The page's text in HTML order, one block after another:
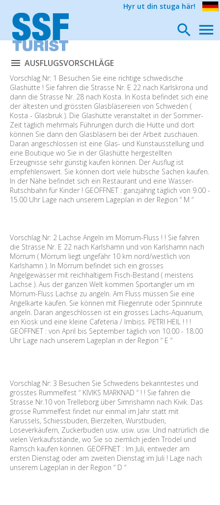
Hyr ut din stuga här!
AUSFLUGSVORSCHLÄGE
Vorschlag Nr: 1 Besuchen Sie eine richtige schwedische
Glashütte ! Sie fahren die Strasse Nr. E 22 nach Karlskrona und
dann die Strasse Nr. 28 nach Kosta. In Kosta befindet sich eine
der ältesten und grössten Glasbläsereien von Schweden (
Kosta - Glasbruk ). Die Glashütte veranstaltet in der Sommer-
Zeit täglich mehrmals Führungen durch die Hütte und dort
können Sie dann den Glasbläsern bei der Arbeit zuschauen.
Daran angeschlossen ist eine Glas- und Kunstausstellung und
eine Boutique wo Sie in der Glashütte hergestellten
Erzeugnisse sehr günstig kaufen können. Der Ausflug ist
empfehlenswert. Sie können dort viele hübsche Sachen kaufen.
In der Nähe befindet sich ein Restaurant und eine Wasser-
Rutschbahn für Kinder ! GEÖFFNET : ganzjährig täglich von 9.00 -
15.00 Uhr Lage nach unserem Lageplan in der Region “ M “
Vorschlag Nr: 2 Lachse Angeln im Mörrum-Fluss ! ! Sie fahren
die Strasse Nr. E 22 nach Karlshamn und von Karlshamn nach
Mörrum ( Mörrum liegt ungefähr 10 km nord/westlich von
Karlshamn ). In Mörrum befindet sich ein grosses
Angelgewässer mit reichhaltigem Fisch-Bestand ( meistens
Lachse ). Aus der ganzen Welt kommen Sportangler um im
Mörrum-Fluss Lachse zu angeln. Am Fluss müssen Sie eine
Angelkarte kaufen. Sie können mit Fliegenrute oder Spinnrute
angeln. Daran angeschlossen ist ein grosses Lachs-Aquarium,
ein Kiosk und eine kleine Cafeteria / Imbiss. PETRI HEIL ! ! !
GEÖFFNET : von April bis September täglich von 10.00 - 18.00
Uhr Lage nach unserem Lageplan in der Region “ E “
Vorschlag Nr: 3 Besuchen Sie Schwedens bekanntestes und
grösstes Rummelfest “ KIVIKS MARKNAD “ ! ! Sie fahren die
Strasse Nr.10 von Trelleborg über Simrishamn nach Kivik. Das
grosse Rummelfest findet nur einmal im Jahr statt mit
Karussels, Schiessbuden, Bierzelten, Wurstbuden,
Loseverkäufern, Zuckerbuden usw. usw. usw. Und natrürlich die
vielen Verkaufsstände, wo Sie so ziemlich jeden Trödel und
Ramsch kaufen können. GEÖFFNET : Im Juli, entweder am
ersten Dienstag oder am zweiten Dienstag im Juli ! Lage nach
unserem Lageplan in der Region “ D “